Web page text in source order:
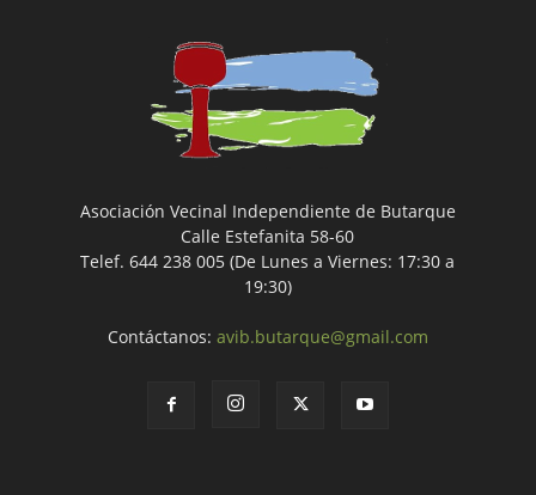
Asociación Vecinal Independiente de Butarque
Calle Estefanita 58-60
Telef. 644 238 005 (De Lunes a Viernes: 17:30 a
19:30)
Contáctanos: avib.butarque@gmail.com